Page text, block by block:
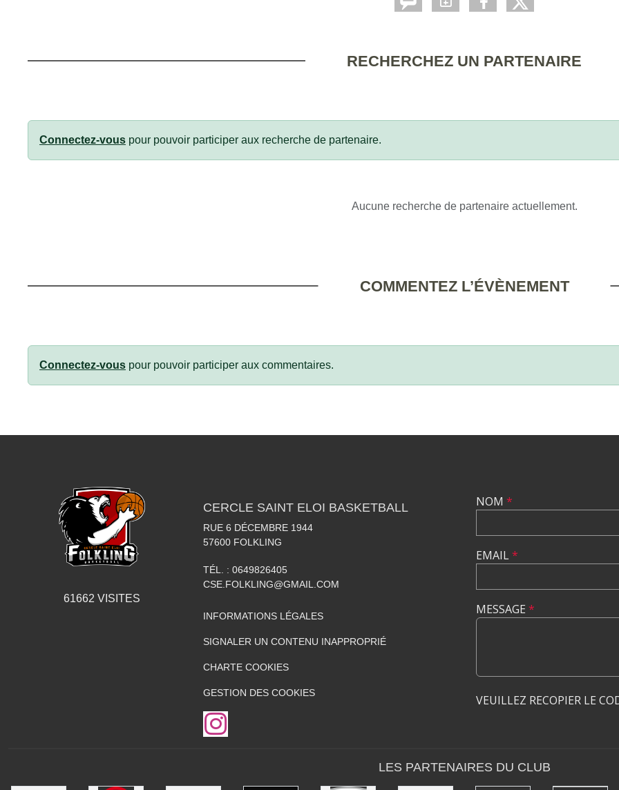
RECHERCHEZ UN PARTENAIRE
Connectez-vous pour pouvoir participer aux recherche de partenaire.
Aucune recherche de partenaire actuellement.
COMMENTEZ L’ÉVÈNEMENT
Connectez-vous pour pouvoir participer aux commentaires.
61662 VISITES
CERCLE SAINT ELOI BASKETBALL
RUE 6 DÉCEMBRE 1944
57600 FOLKLING
TÉL. : 0649826405
CSE.FOLKLING@GMAIL.COM
INFORMATIONS LÉGALES
SIGNALER UN CONTENU INAPPROPRIÉ
CHARTE COOKIES
GESTION DES COOKIES
NOM *
EMAIL*
MESSAGE *
VEUILLEZ RECOPIER LE
LES PARTENAIRES DU CLUB